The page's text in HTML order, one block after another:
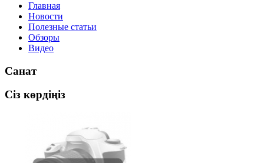
Главная
Новости
Полезные статьи
Обзоры
Видео
Санат
Сіз көрдіңіз